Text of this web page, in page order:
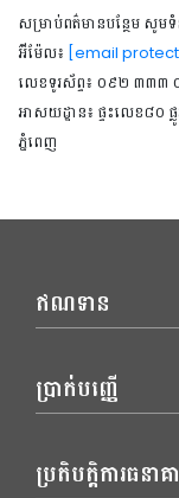
សម្រាប់ពត៌មានបន្ថែម សូមទំ
អ៊ីម៉ែល៖ [email
លេខទូរស័ព្ទ៖ ០៩២ ៣៣
អាសយដ្ឋាន៖ ផ្ទះលេខ៨០
ភ្នំពេញ
ឥណទាន
ប្រាក់បញ្ញើ
ប្រតិបត្តិការធនាគ